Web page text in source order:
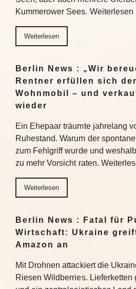
Kummerower Sees. Weiterlesen
Weiterlesen
Berlin News : „Wir
Rentner erfüllen sich
Wohnmobil – und
wieder
Ein Ehepaar träumte jahrelang
Ruhestand. Warum der
zum Fehlgriff wurde und
zu mehr Vorsicht raten.
Weiterlesen
Berlin News : Fatal für
Wirtschaft: Ukraine
Amazon an
Mit Drohnen attackiert die
Riesen Wildberries. Lieferketten